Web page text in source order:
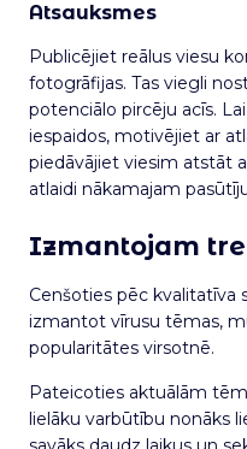
Atsauksmes
Publicējiet reālus viesu
fotogrāfijas. Tas viegli
potenciālo pircēju acīs.
iespaidos, motivējiet ar
piedāvājiet viesim atstāt
atlaidi nākamajam
Izmantojam
Cenšoties pēc kvalitatīva
izmantot vīrusu tēmas,
popularitātes virsotnē.
Pateicoties aktuālām
lielāku varbūtību nonāks